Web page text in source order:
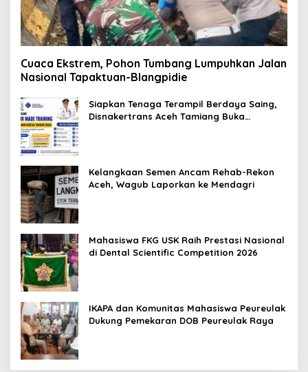
Cuaca Ekstrem, Pohon Tumbang Lumpuhkan Jalan
Nasional Tapaktuan-Blangpidie
Siapkan Tenaga Terampil Berdaya Saing,
Disnakertrans Aceh Tamiang Buka
Kelangkaan Semen Ancam Rehab-Rekon
Aceh, Wagub Laporkan ke Mendagri
Mahasiswa FKG USK Raih Prestasi Nasional
di Dental Scientific Competition 2026
IKAPA dan Komunitas Mahasiswa Peureulak
Dukung Pemekaran DOB Peureulak Raya